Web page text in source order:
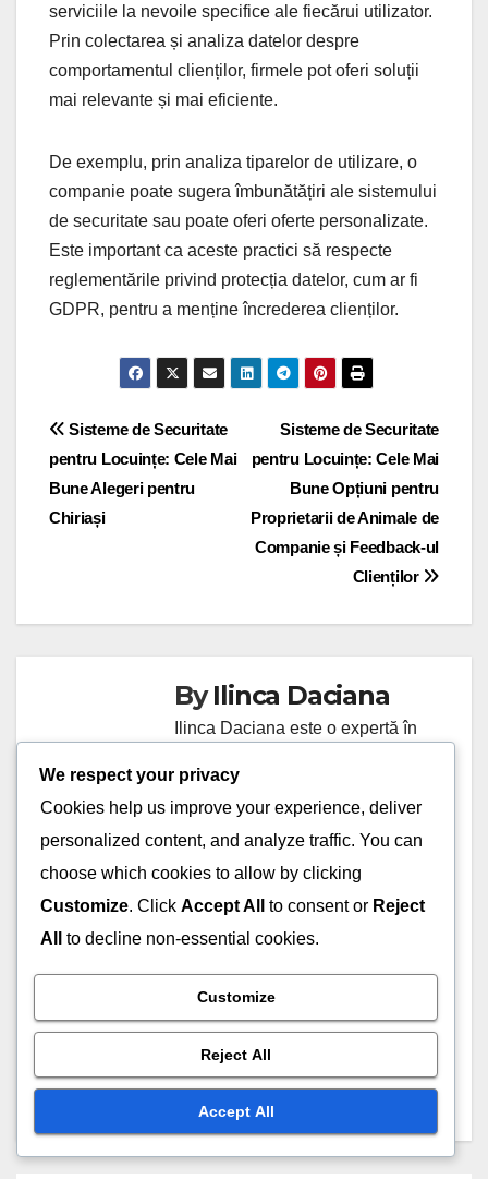
serviciile la nevoile specifice ale fiecărui utilizator.
Prin colectarea și analiza datelor despre
comportamentul clienților, firmele pot oferi soluții
mai relevante și mai eficiente.
De exemplu, prin analiza tiparelor de utilizare, o
companie poate sugera îmbunătățiri ale sistemului
de securitate sau poate oferi oferte personalizate.
Este important ca aceste practici să respecte
reglementările privind protecția datelor, cum ar fi
GDPR, pentru a menține încrederea clienților.
Post
navigation
Sisteme de Securitate
pentru Locuințe: Cele Mai
Bune Opțiuni pentru
Proprietarii de Animale de
Companie și Feedback-ul
Clienților
Sisteme de Securitate
pentru Locuințe: Cele Mai
Bune Alegeri pentru
Chiriași
ByIlinca Daciana
Ilinca Daciana este o expertă în
timpul liber, îi place să exploreze
natura și să împărtășească
cunoștințele sale prin workshop-
uri interactive.
We respect your privacy
Cookies help us improve your experience, deliver
personalized content, and analyze traffic. You can
choose which cookies to allow by clicking
Customize. Click Accept All to consent or Reject
All
to decline non-essential cookies.
Customize
Reject All
Accept All